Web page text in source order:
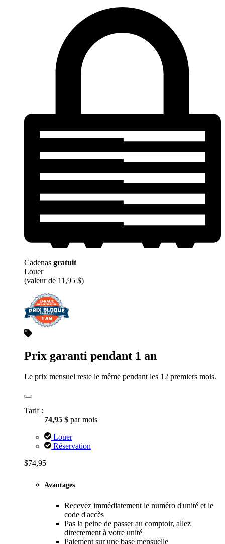
Climatisation
Guide des tailles
Promotions
Cadenas
Louer
Prix garanti pendant 1 an
Le prix mensuel reste le même pendant les 12 premiers mois.
74,95 $par mois
Louer
Réservation